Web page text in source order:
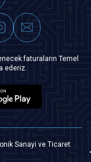
faturaların Temel
ederiz.
Sanayi ve Ticaret